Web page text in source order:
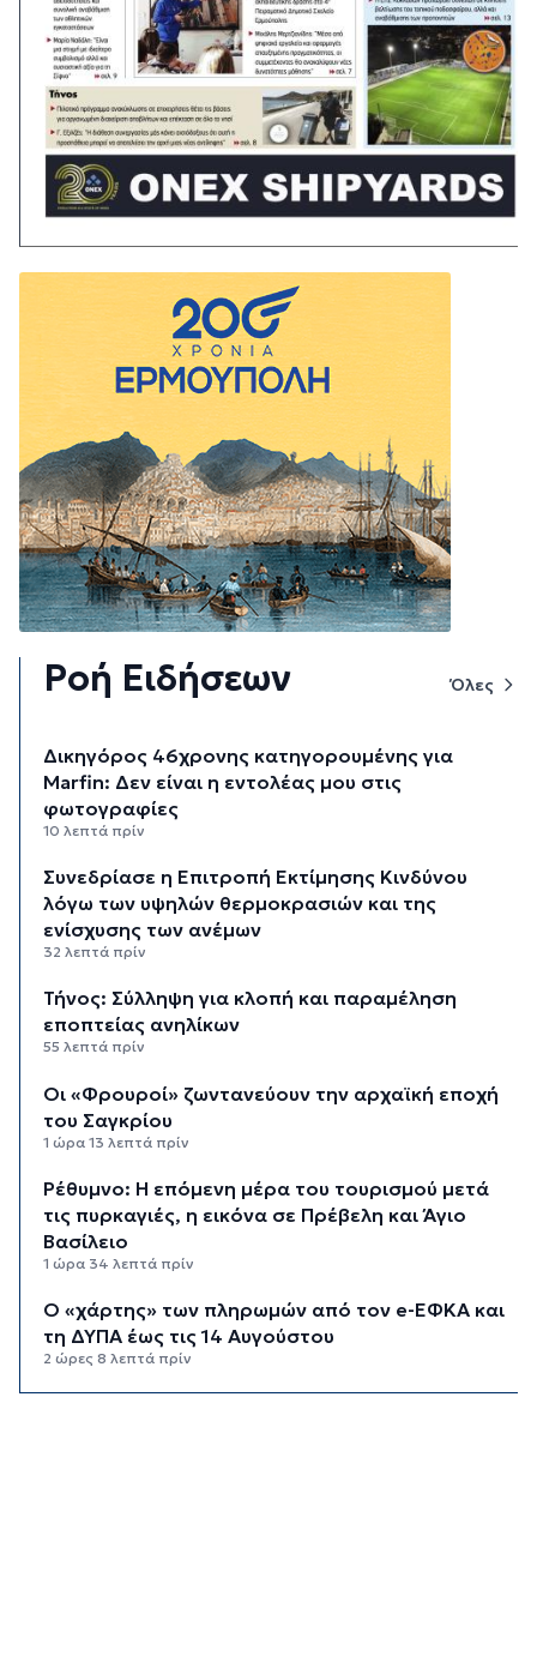
Ροή Ειδήσεων Όλες
Δικηγόρος 46χρονης κατηγορουμένης για
Marfin: Δεν είναι η εντολέας μου στις
φωτογραφίες
10 λεπτά πρίν
Συνεδρίασε η Επιτροπή Εκτίμησης Κινδύνου
λόγω των υψηλών θερμοκρασιών και της
ενίσχυσης των ανέμων
32 λεπτά πρίν
Τήνος: Σύλληψη για κλοπή και παραμέληση
εποπτείας ανηλίκων
55 λεπτά πρίν
Οι «Φρουροί» ζωντανεύουν την αρχαϊκή εποχή
του Σαγκρίου
1 ώρα 13 λεπτά πρίν
Ρέθυμνο: Η επόμενη μέρα του τουρισμού μετά
τις πυρκαγιές, η εικόνα σε Πρέβελη και Άγιο
Βασίλειο
1 ώρα 34 λεπτά πρίν
Ο «χάρτης» των πληρωμών από τον e-ΕΦΚΑ και
τη ΔΥΠΑ έως τις 14 Αυγούστου
2 ώρες 8 λεπτά πρίν